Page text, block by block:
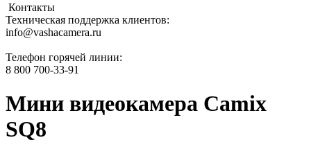
Контакты
Техническая поддержка клиентов:
info@vashacamera.ru
Телефон горячей линии:
8 800 700-33-91
Мини видеокамера Camix
SQ8